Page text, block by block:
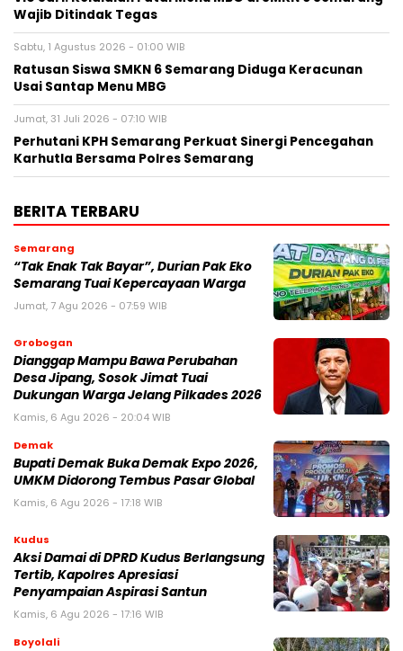
Wajib Ditindak Tegas
Sabtu, 1 Agustus 2026 - 01:00 WIB
Ratusan Siswa SMKN 6 Semarang Diduga Keracunan
Usai Santap Menu MBG
Jumat, 31 Juli 2026 - 07:10 WIB
Perhutani KPH Semarang Perkuat Sinergi Pencegahan
Karhutla Bersama Polres Semarang
BERITA TERBARU
Semarang
“Tak Enak Tak Bayar”, Durian Pak Eko
Semarang Tuai Kepercayaan Warga
Jumat, 7 Agu 2026 - 07:59 WIB
Grobogan
Dianggap Mampu Bawa Perubahan
Desa Jipang, Sosok Jimat Tuai
Dukungan Warga Jelang Pilkades 2026
Kamis, 6 Agu 2026 - 20:04 WIB
Demak
Bupati Demak Buka Demak Expo 2026,
UMKM Didorong Tembus Pasar Global
Kamis, 6 Agu 2026 - 17:18 WIB
Kudus
Aksi Damai di DPRD Kudus Berlangsung
Tertib, Kapolres Apresiasi
Penyampaian Aspirasi Santun
Kamis, 6 Agu 2026 - 17:16 WIB
Boyolali